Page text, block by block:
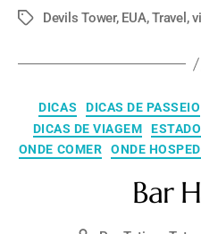
Devils Tower, EUA,Travel ,
DICAS DICAS DE PASSEIO
DICAS DE VIAGEM
ONDE COMER
ONDE
Bar